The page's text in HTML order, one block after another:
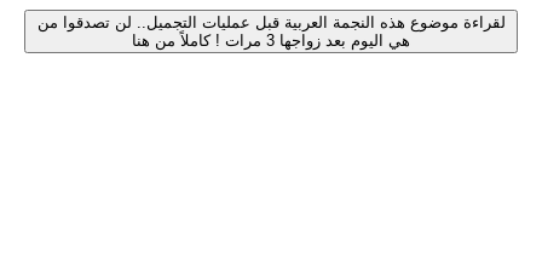
لقراءة موضوع هذه النجمة العربية قبل عمليات التجميل.. لن تصدقوا من
هي اليوم بعد زواجها 3 مرات ! كاملاً من هنا